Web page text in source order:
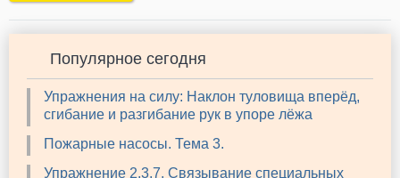
Популярное сегодня
Упражнения на силу: Наклон туловища вперёд,
сгибание и разгибание рук в упоре лёжа
Пожарные насосы. Тема 3.
Упражнение 2.3.7. Связывание специальных